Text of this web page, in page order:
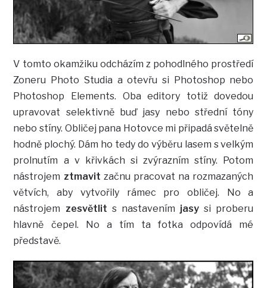
V tomto okamžiku odcházím z pohodlného prostředí
Zoneru Photo Studia a otevřu si Photoshop nebo
Photoshop Elements. Oba editory totiž dovedou
upravovat selektivně buď jasy nebo střední tóny
nebo stíny. Obličej pana Hotovce mi připadá světelně
hodně plochý. Dám ho tedy do výběru lasem s velkým
prolnutím a v křivkách si zvýrazním stíny. Potom
nástrojem ztmavit začnu pracovat na rozmazaných
větvích, aby vytvořily rámec pro obličej. No a
nástrojem zesvětlit s nastavením jasy si proberu
hlavně čepel. No a tím ta fotka odpovídá mé
představě.